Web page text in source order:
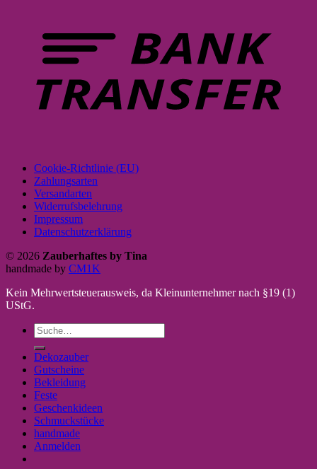
Cookie-Richtlinie (EU)
Zahlungsarten
Versandarten
Widerrufsbelehrung
Impressum
Datenschutzerklärung
© 2026 Zauberhaftes by Tina
handmade by CM1K
Kein Mehrwertsteuerausweis, da Kleinunternehmer nach §19 (1)
UStG.
Suche
nach:
Dekozauber
Gutscheine
Bekleidung
Feste
Geschenkideen
Schmuckstücke
handmade
Anmelden